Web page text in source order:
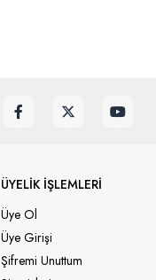
ÜYELİK İŞLEMLERİ
Üye Ol
Üye Girişi
Şifremi Unuttum